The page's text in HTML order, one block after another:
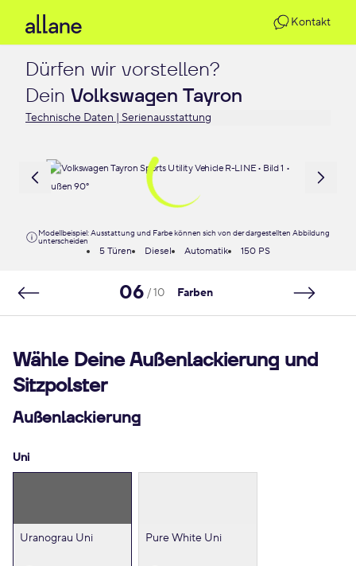
Kontakt
Dürfen wir vorstellen?
Dein Volkswagen Tayron
Technische Daten | Serienausstattung
Modellbeispiel: Ausstattung und Farbe können sich von der dargestellten Abbildung
unterscheiden
5 Türen Diesel Automatik 150 PS
06 / 10 Farben
Wähle Deine Außenlackierung und
Sitzpolster
Außenlackierung
Uni
Uranograu Uni Pure White Uni